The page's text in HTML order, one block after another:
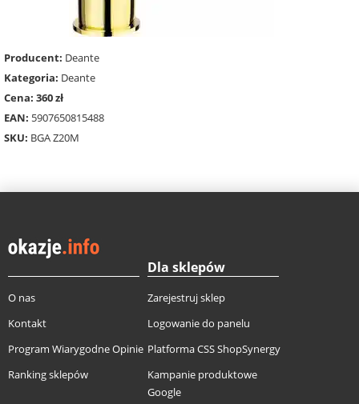
Producent: Deante
Kategoria: Deante
Cena: 360 zł
EAN: 5907650815488
SKU: BGA Z20M
O nas
Kontakt
Program Wiarygodne Opinie
Ranking sklepów
Dla sklepów
Zarejestruj sklep
Logowanie do panelu
Platforma CSS ShopSynergy
Kampanie produktowe
Google